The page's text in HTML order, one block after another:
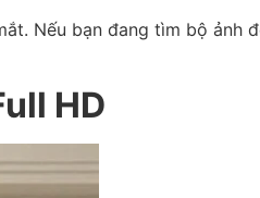
Nếu bạn đang tìm bộ ảnh
HD